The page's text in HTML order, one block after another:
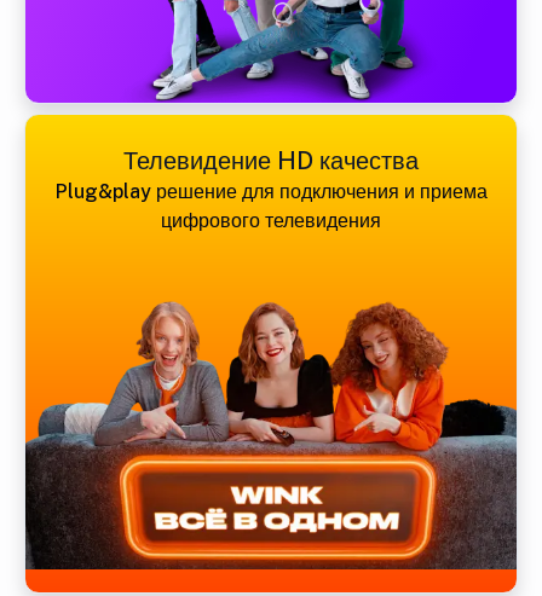
Телевидение HD качества
Plug&play решение для подключения и приема
цифрового телевидения